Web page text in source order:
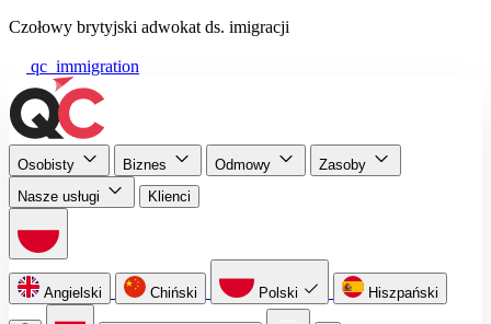
Czołowy brytyjski adwokat ds. imigracji
qc_immigration
Osobisty Biznes Odmowy
Zasoby
Nasze usługi
Klienci
Angielski Chiński Polski Hiszpański